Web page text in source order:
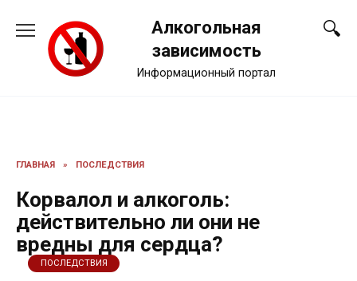
содержанию
Алкогольная
зависимость
Информационный портал
ГЛАВНАЯ » ПОСЛЕДСТВИЯ
Корвалол и алкоголь:
действительно ли они не
вредны для сердца?
ПОСЛЕДСТВИЯ